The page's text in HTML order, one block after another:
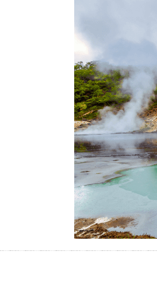
お湯で体がほぐれ
い師さんとお話し
ぐしてみませんか？